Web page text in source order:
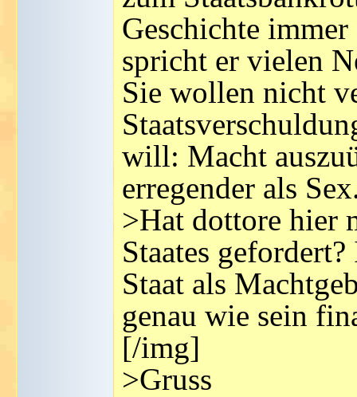
Geschichte
spricht er vielen
Sie wollen nicht
will: Macht
erregender als
>Hat dottore hier
Staates
Staat als
genau wie sein
[/img]
>Gruss